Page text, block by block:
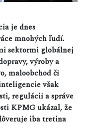
je dnes
mnohých ľudí.
sektormi globálnej
výroby a
maloobchod či
však
regulácii a správe
KPMG ukázal, že
iba tretina